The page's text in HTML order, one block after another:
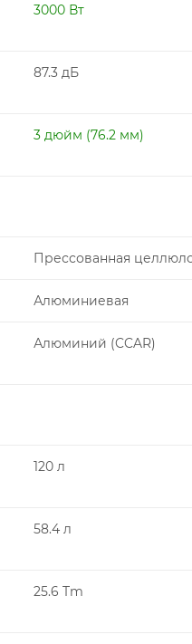
3000 Вт
87.3 дБ
3 дюйм (76.2 мм)
Прессованная
Алюминиевая
Алюминий (CCAR)
120 л
58.4 л
25.6 Tm